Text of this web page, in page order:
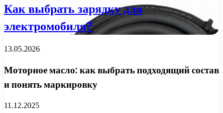
Как выбрать зарядку для
электромобиля?
13.05.2026
Моторное масло: как выбрать подходящий состав
и понять маркировку
11.12.2025